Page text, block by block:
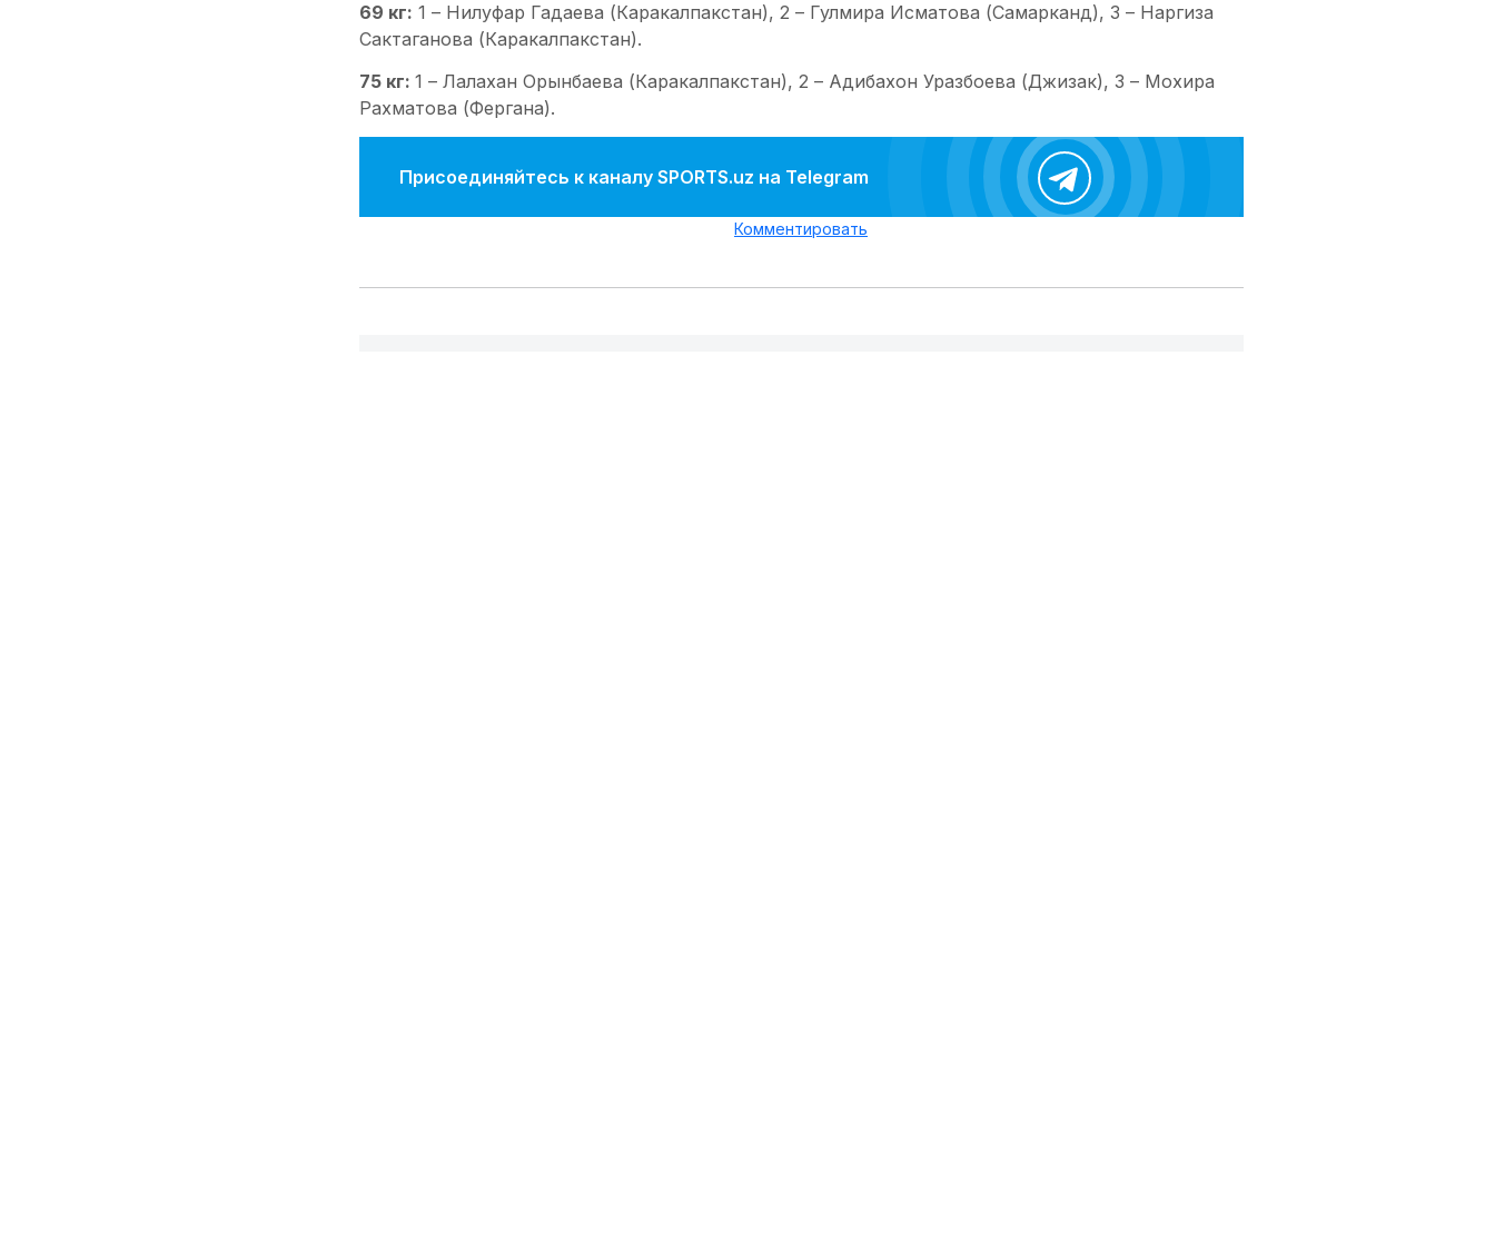
69 кг: 1 – Нилуфар Гадаева (Каракалпакстан), 2 – Гулмира Исматова (Самарканд), 3 – Наргиза
Сактаганова (Каракалпакстан).
75 кг: 1 – Лалахан Орынбаева (Каракалпакстан), 2 – Адибахон Уразбоева (Джизак), 3 – Мохира
Рахматова (Фергана).
Присоединяйтесь к каналу SPORTS.uz на Telegram
Комментировать